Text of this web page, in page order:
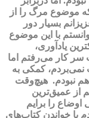
موضوع مرگ را از
بسیار دور
با این موضوع
یادآوری،
کار می‌رفتم اما
نمی‌بردم، کمکی به
هم نبودم. هیچ‌وقت
از عمیق‌ترین
را برایم
با خواندن کتاب‌های